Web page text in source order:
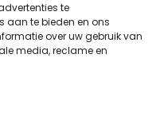
te
aan te bieden en ons
over uw gebruik van
media, reclame en
IT